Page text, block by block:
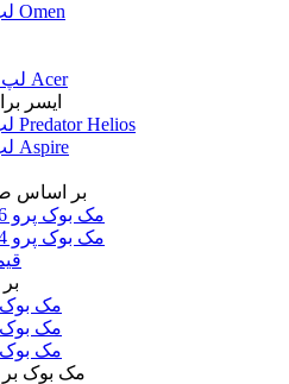
لپ تاپ Omen
لپ تاپ گیمینگ Acer
ایسر
لپ تاپ Predator Helios
لپ تاپ Aspire
بر اساس
مک بوک پرو 16 اینچ
مک بوک پرو 14 اینچ
مک بوک 2024
مک بوک 2023
مک بوک 2022
مک بوک